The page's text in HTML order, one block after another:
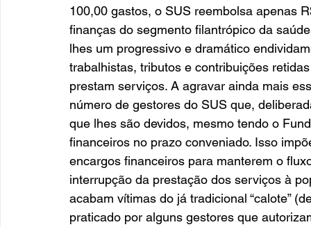
100,00 gastos, o SUS reembolsa apenas
finanças do segmento filantrópico da
lhes um progressivo e dramático
trabalhistas, tributos e contribuições
prestam serviços. A agravar ainda mais
número de gestores do SUS que,
que lhes são devidos, mesmo tendo o
financeiros no prazo conveniado. Isso
encargos financeiros para manterem o
interrupção da prestação dos serviços à
acabam vítimas do já tradicional “calote”
praticado por alguns gestores que